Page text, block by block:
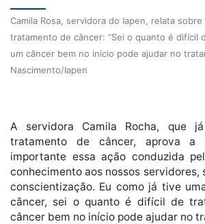
Camila Rosa, servidora do Iapen, relata
tratamento de câncer: “Sei o quanto é difícil
um câncer bem no início pode ajudar no
Nascimento/Iapen
A servidora Camila Rocha, que
tratamento de câncer, aprova a
importante essa ação conduzida
conhecimento aos nossos servidores,
conscientização. Eu como já tive
câncer, sei o quanto é difícil de
câncer bem no início pode ajudar no